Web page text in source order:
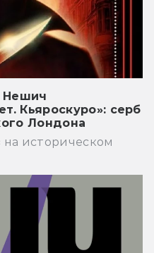
Нешич
Кьяроскуро»: серб
Лондона
историческом